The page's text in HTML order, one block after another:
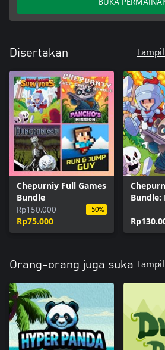
Disertakan
Chepurniy Full Games
Bundle
Rp150.000
Rp75.000
-50%
Bundle:
Mission
Again:
Orang-orang juga suka